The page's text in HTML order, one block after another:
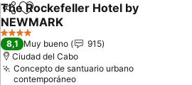
Compartir
Agregar a favoritos
The Rockefeller Hotel by
NEWMARK
Ver precios
4 Estrellas
8,1 Muy bueno
915
Ciudad del Cabo
Concepto de santuario urbano
contemporáneo